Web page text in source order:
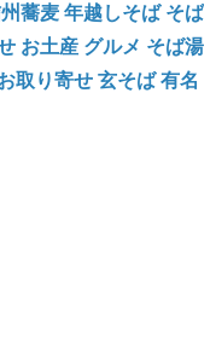
蕎麦 年越しそば そば
お土産 グルメ そば湯
取り寄せ 玄そば 有名